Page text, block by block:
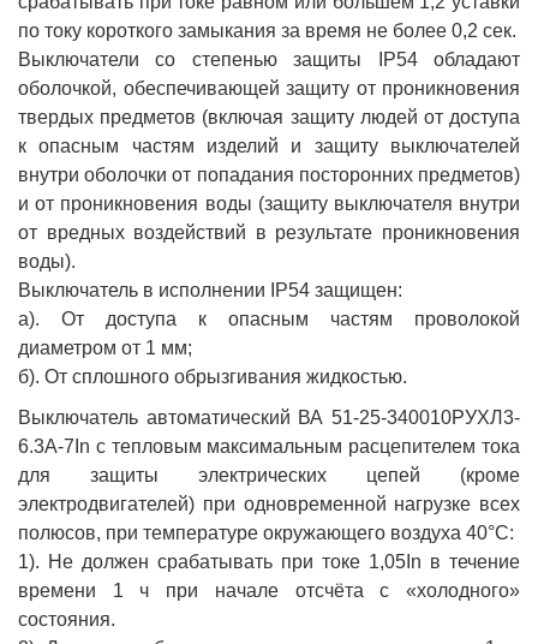
по току короткого замыкания за время не более 0,2 сек.
Выключатели со степенью защиты IP54 обладают
оболочкой, обеспечивающей защиту от проникновения
твердых предметов (включая защиту людей от доступа
к опасным частям изделий и защиту выключателей
внутри оболочки от попадания посторонних предметов)
и от проникновения воды (защиту выключателя внутри
от вредных воздействий в результате проникновения
воды).
Выключатель в исполнении IP54 защищен:
а). От доступа к опасным частям проволокой
диаметром от 1 мм;
б). От сплошного обрызгивания жидкостью.
Выключатель автоматический ВА 51-25-340010РУХЛ3-
6.3А-7In с тепловым максимальным расцепителем тока
для защиты электрических цепей (кроме
электродвигателей) при одновременной нагрузке всех
полюсов, при температуре окружающего воздуха 40°С:
1). Не должен срабатывать при токе 1,05In в течение
времени 1 ч при начале отсчёта с «холодного»
состояния.